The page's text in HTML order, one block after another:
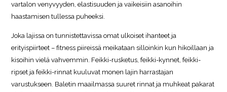
vartalon venyvyyden, elastisuuden ja vaikeisiin asanoihin
haastamisen tullessa puheeksi.
Joka lajissa on tunnistettavissa omat ulkoiset ihanteet ja
erityispiirteet – fitness piireissä meikataan silloinkin kun hikoillaan ja
kisoihin vielä vahvemmin. Feikki-rusketus, feikki-kynnet, feikki-
ripset ja feikki-rinnat kuuluvat monen lajin harrastajan
varustukseen. Baletin maailmassa suuret rinnat ja muhkeat pakarat